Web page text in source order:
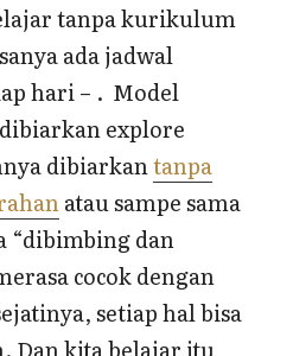
tanpa kurikulum
ada jadwal
hari – . Model
explore
dibiarkantanpa
atau sampe sama
“dibimbing dan
cocok dengan
setiap hal bisa
Dan kita belajar itu